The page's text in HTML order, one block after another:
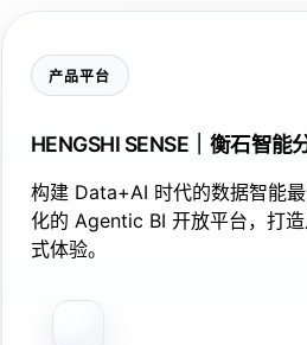
产品平台
HENGSHI SENSE｜衡石智能
构建 Data+AI 时代的数据智能
化的 Agentic BI 开放平台，打
式体验。